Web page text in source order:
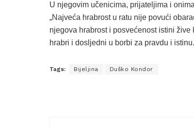
U njegovim učenicima, prijateljima i
„Najveća hrabrost u ratu nije povući
njegova hrabrost i posvećenost istini
hrabri i dosljedni u borbi za pravdu i istinu.
Tags: Bijeljina Duško Kondor